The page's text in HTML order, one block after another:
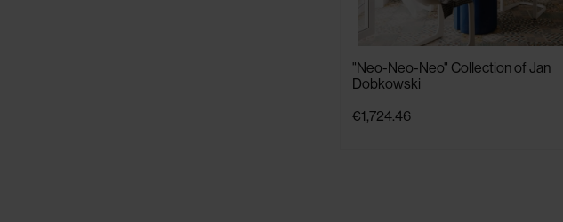
"Neo-Neo-Neo" Collection of Jan
Dobkowski
€1,724.46